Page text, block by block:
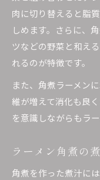
肉に切り替えると脂
しめます。さらに、
ツなどの野菜と和え
れるのが特徴です。
また、角煮ラーメン
維が増えて消化も良
を意識しながらもラ
ラーメン角煮の
角煮を作った煮汁に